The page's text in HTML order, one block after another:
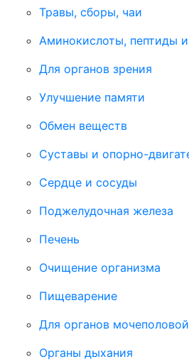
Травы, сборы, чаи
Аминокислоты, пептиды
Для органов зрения
Улучшение памяти
Обмен веществ
Суставы и опорно-
Сердце и сосуды
Поджелудочная железа
Печень
Очищение организма
Пищеварение
Для органов
Органы дыхания